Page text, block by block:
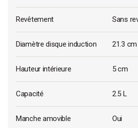
Revêtement Sans
Diamètre disque induction 21.3 cm
Hauteur intérieure 5 cm
Capacité 2.5 L
Manche amovible Oui